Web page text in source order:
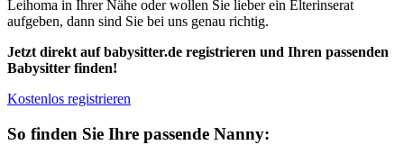
Leihoma in Ihrer Nähe oder wollen Sie lieber ein Elterinserat
aufgeben, dann sind Sie bei uns genau richtig.
Jetzt direkt auf babysitter.de registrieren und Ihren passenden
Babysitter finden!
Kostenlos registrieren
So finden Sie Ihre passende Nanny: